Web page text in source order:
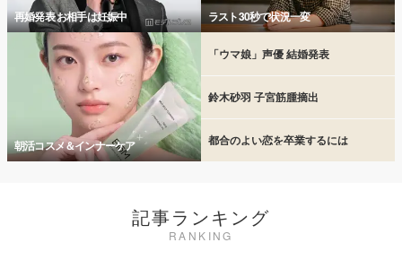
再婚発表 お相手は妊娠中 ラスト30秒で状況一変
朝活コスメ＆インナーケア
「ウマ娘」声優 結婚発表
鈴木砂羽 子宮筋腫摘出
都合のよい恋を卒業するには
記事ランキング
RANKING